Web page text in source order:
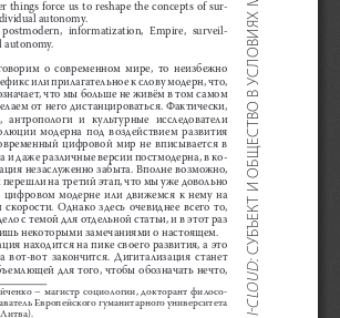
things force us to reshape the concepts of sur-
autonomy.
postmodern,  informatization,  Empire,  surveil-
autonomy.
о  современном  мире,  то  неизбежно
или прилагательное к слову модерн, что,
что мы больше не живём в том самом
от него дистанцироваться. Фактически,
антропологи   и   культурные   исследователи
модерна  под  воздействием  развития
цифровой  мир  не  вписывается  в
и даже различные версии постмодерна, в ко-
незаслуженно забыта. Вполне возможно,
перешли на третий этап, что мы уже довольно
цифровом  модерне  или  движемся  к  нему  на
Однако  здесь  очевиднее  всего  то,
с темой для отдельной статьи, и в этот раз
некоторыми замечаниями о настоящем.
находится на пике своего развития, а это
вот-вот  закончится.  Дигитализация  станет
для того, чтобы обозначать нечто,
–  магистр  социологии,  докторант  филосо-
Европейского гуманитарного университета
I-СLOUD: